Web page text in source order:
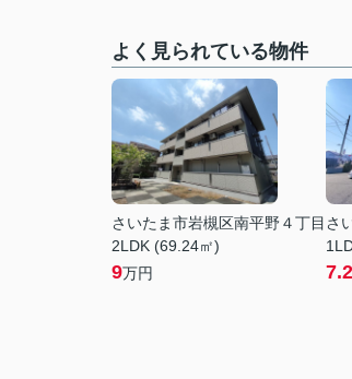
よく見られている物件
さいたま市岩槻区南平野４丁目
2LDK (69.24㎡)
9万円
さ
7.2